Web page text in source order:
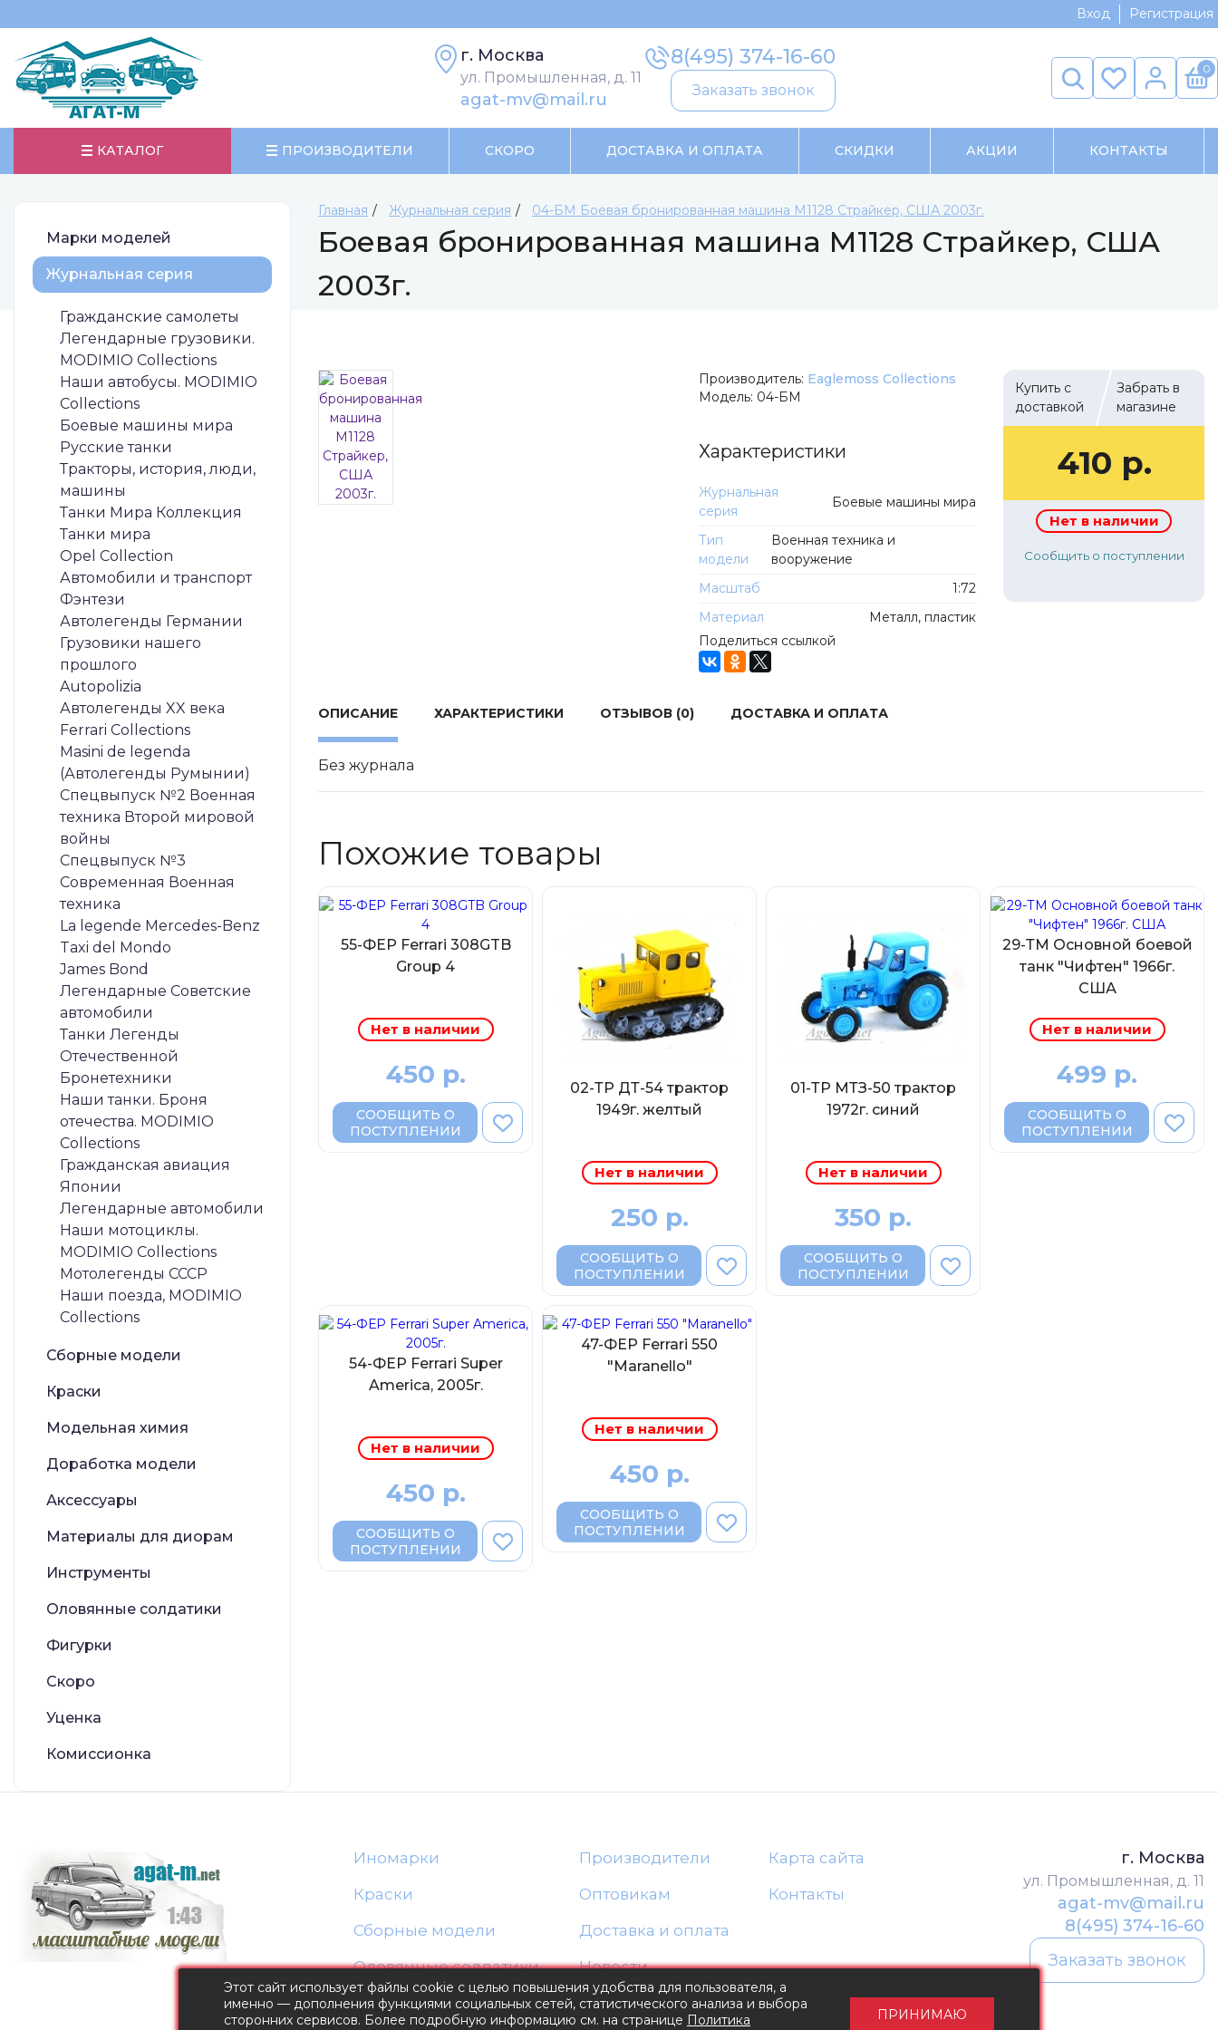
Вход Регистрация
г. Москва
ул. Промышленная, д. 11
agat-mv@mail.ru
8(495) 374-16-60
Заказать звонок
0
КАТАЛОГ ПРОИЗВОДИТЕЛИ СКОРО ДОСТАВКА И ОПЛАТА СКИДКИ АКЦИИ КОНТАКТЫ
Марки моделей
Журнальная серия
Гражданские самолеты
Легендарные грузовики.
MODIMIO Collections
Наши автобусы. MODIMIO
Collections
Боевые машины мира
Русские танки
Тракторы, история, люди,
машины
Танки Мира Коллекция
Танки мира
Opel Collection
Автомобили и транспорт
Фэнтези
Автолегенды Германии
Грузовики нашего
прошлого
Autopolizia
Автолегенды XX века
Ferrari Collections
Masini de legenda
(Автолегенды Румынии)
Спецвыпуск №2 Военная
техника Второй мировой
войны
Спецвыпуск №3
Современная Военная
техника
La legende Mercedes-Benz
Taxi del Mondo
James Bond
Легендарные Советские
автомобили
Танки Легенды
Отечественной
Бронетехники
Наши танки. Броня
отечества. MODIMIO
Collections
Гражданская авиация
Японии
Легендарные автомобили
Наши мотоциклы.
MODIMIO Collections
Мотолегенды СССР
Наши поезда, MODIMIO
Collections
Сборные модели
Краски
Модельная химия
Доработка модели
Аксессуары
Материалы для диорам
Инструменты
Оловянные солдатики
Фигурки
Скоро
Уценка
Комиссионка
Главная Журнальная серия 04-БМ Боевая бронированная машина М1128 Страйкер, США 2003г.
Боевая бронированная машина М1128 Страйкер, США
2003г.
Производитель: Eaglemoss Collections
Модель: 04-БМ
Характеристики
Журнальная
серия
Боевые машины мира
Тип
модели
Военная техника и
вооружение
Масштаб
1:72
Материал
Металл, пластик
Поделиться ссылкой
Купить с
доставкой
Забрать в
магазине
410 р.
Нет в наличии
Сообщить о поступлении
ОПИСАНИЕ ХАРАКТЕРИСТИКИ ОТЗЫВОВ (0) ДОСТАВКА И ОПЛАТА
Без журнала
Похожие товары
55-ФЕР Ferrari 308GTB
Group 4
Нет в наличии
450 р.
СООБЩИТЬ О
ПОСТУПЛЕНИИ
02-ТР ДТ-54 трактор
1949г. желтый
Нет в наличии
250 р.
СООБЩИТЬ О
ПОСТУПЛЕНИИ
01-ТР МТЗ-50 трактор
1972г. синий
Нет в наличии
350 р.
СООБЩИТЬ О
ПОСТУПЛЕНИИ
29-ТМ Основной боевой
танк "Чифтен" 1966г.
США
Нет в наличии
499 р.
СООБЩИТЬ О
ПОСТУПЛЕНИИ
54-ФЕР Ferrari Super
America, 2005г.
Нет в наличии
450 р.
СООБЩИТЬ О
ПОСТУПЛЕНИИ
47-ФЕР Ferrari 550
"Maranello"
Нет в наличии
450 р.
СООБЩИТЬ О
ПОСТУПЛЕНИИ
Иномарки
Краски
Сборные модели
Оловянные солдатики
Производители
Оптовикам
Доставка и оплата
Новости
Блог
Карта сайта
Контакты
г. Москва
ул. Промышленная, д. 11
agat-mv@mail.ru
8(495) 374-16-60
Заказать звонок
Этот сайт использует файлы cookie с целью повышения удобства для пользователя, а
именно — дополнения функциями социальных сетей, статистического анализа и выбора
сторонних сервисов. Более подробную информацию см. на странице Политика
ПРИНИМАЮ